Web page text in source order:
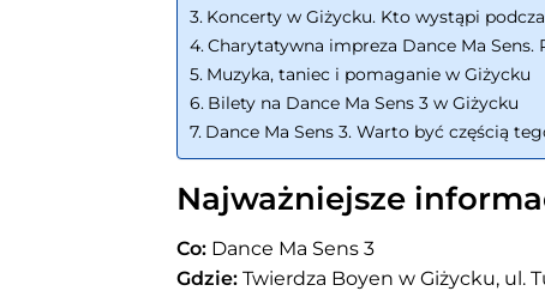
Koncerty w Giżycku. Kto wystąpi
Charytatywna impreza Dance Ma
Muzyka, taniec i pomaganie w Giżycku
Bilety na Dance Ma Sens 3 w Giżycku
Dance Ma Sens 3. Warto być częścią
Najważniejsze
Co: Dance Ma Sens 3
Gdzie: Twierdza Boyen w Giżycku, ul.